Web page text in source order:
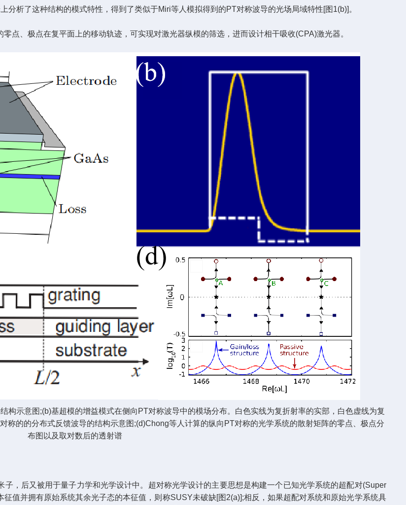
析了这种结构的模式特性，得到了类似于Miri等人模拟得到的PT对称波导的光场局域特性[图1(b)]。
、极点在复平面上的移动轨迹，可实现对激光器纵模的筛选，进而设计相干吸收(CPA)激光器。
示意图;(b)基超模的增益模式在侧向PT对称波导中的模场分布。白色实线为复折射率的实部，白色虚线为复
称的的分布式反馈波导的结构示意图;(d)Chong等人计算的纵向PT对称的光学系统的散射矩阵的零点、极点分
布图以及取对数后的透射谱
后又被用于量子力学和光学设计中。超对称光学设计的主要思想是构建一个已知光学系统的超配对(Super
值并拥有原始系统其余光子态的本征值，则称SUSY未破缺[图2(a)];相反，如果超配对系统和原始光学系统具